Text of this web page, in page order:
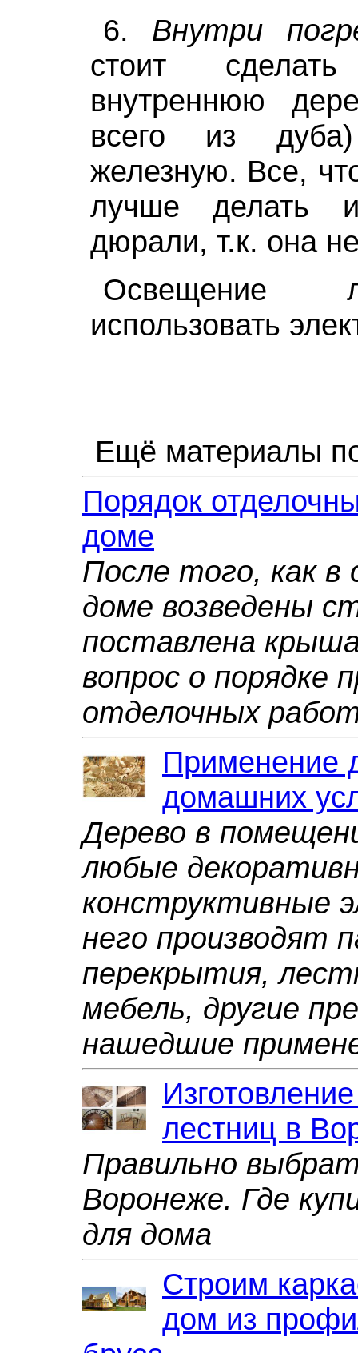
6. Внутри
стоит
внутреннюю
всего из
железную. Все,
лучше делать
дюрали, т.к. она
Освещение
использовать
Ещё материалы
Порядок
доме
После того, как
доме возведены
поставлена
вопрос о порядке
отделочных
Применение
домашних
Дерево в
любые
конструктивные
него производят
перекрытия,
мебель, другие
нашедшие
лестниц в
Правильно
Воронеже. Где
для дома
Строим
дом из